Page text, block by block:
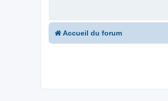
Accueil du forum